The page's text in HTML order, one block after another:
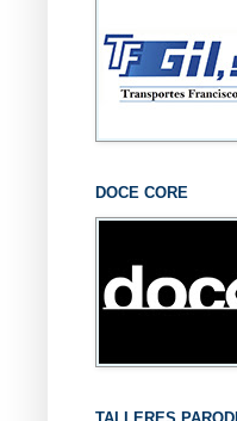
DOCE CORE